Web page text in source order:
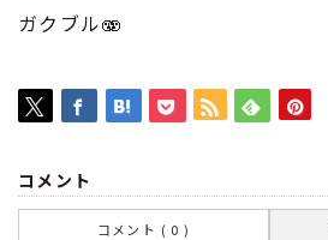
ガクブル🫨
コメント
コメント ( 0 )